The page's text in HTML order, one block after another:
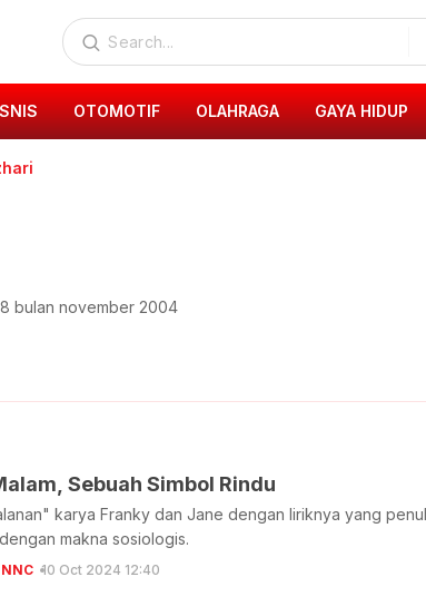
OTOMOTIF OLAHRAGA GAYA HIDUP
bulan november 2004
Sebuah Simbol Rindu
karya Franky dan Jane dengan liriknya yang
makna sosiologis.
10 Oct 2024 12:40